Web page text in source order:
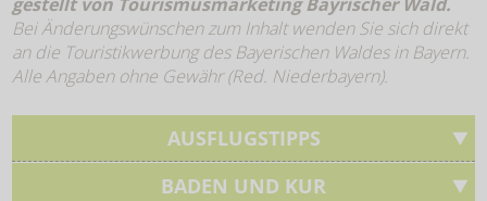
Bei Änderungswünschen zum Inhalt wenden Sie sich direkt
an die Touristikwerbung des Bayerischen Waldes in Bayern.
Alle Angaben ohne Gewähr (Red. Niederbayern).
AUSFLUGSTIPPS
BADEN UND KUR